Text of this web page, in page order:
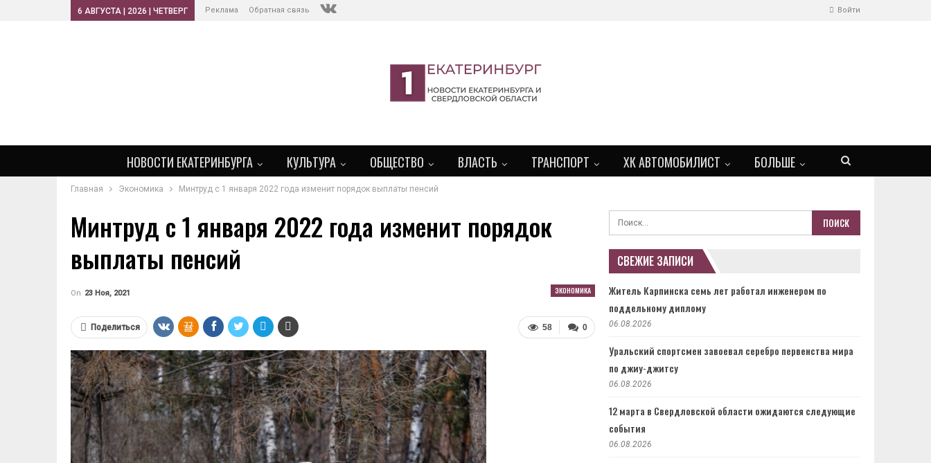
Войти
6 АВГУСТА | 2026 | ЧЕТВЕРГ Реклама Обратная связь
НОВОСТИ ЕКАТЕРИНБУРГА КУЛЬТУРА ОБЩЕСТВО ВЛАСТЬ ТРАНСПОРТ ХК АВТОМОБИЛИСТ БОЛЬШЕ
Главная Экономика Минтруд с 1 января 2022 года изменит порядок выплаты пенсий
Минтруд с 1 января 2022 года изменит порядок
выплаты пенсий
ЭКОНОМИКА
On 23 Ноя, 2021
0
58
Поделиться
СВЕЖИЕ ЗАПИСИ
Житель Карпинска семь лет работал инженером по
поддельному диплому
06.08.2026
Уральский спортсмен завоевал серебро первенства мира
по джиу-джитсу
06.08.2026
12 марта в Свердловской области ожидаются следующие
события
06.08.2026